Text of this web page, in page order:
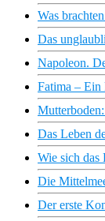
Was
Das
Napoleon.
Fatima –
Das Leben
Wie sich das
Die
Der erste